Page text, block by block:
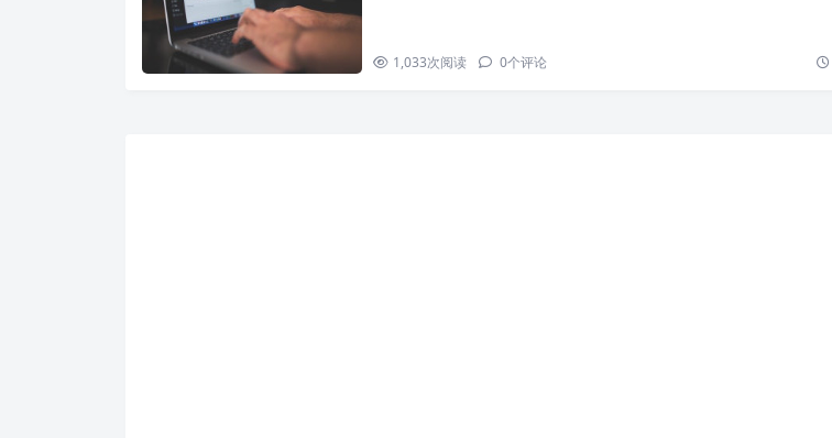
1,033次阅读 0个评论